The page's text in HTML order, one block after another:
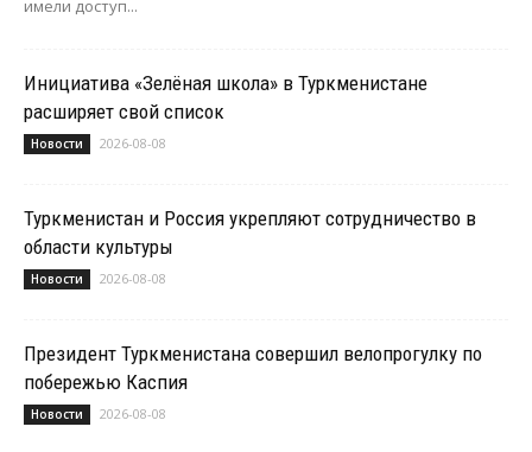
имели доступ...
Инициатива «Зелёная школа» в Туркменистане
расширяет свой список
Новости 2026-08-08
Туркменистан и Россия укрепляют сотрудничество в
области культуры
Новости 2026-08-08
Президент Туркменистана совершил велопрогулку по
побережью Каспия
Новости 2026-08-08